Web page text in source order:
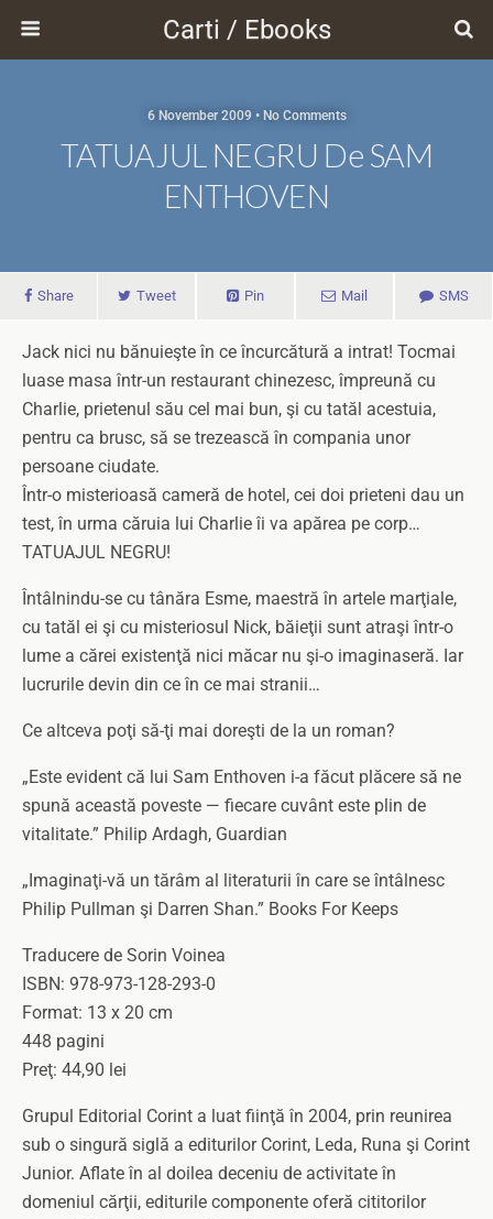
Carti / Ebooks
6 November 2009 • No Comments
TATUAJUL NEGRU De SAM
ENTHOVEN
Share Tweet Pin Mail SMS
Jack nici nu bănuieşte în ce încurcătură a intrat! Tocmai
luase masa într-un restaurant chinezesc, împreună cu
Charlie, prietenul său cel mai bun, şi cu tatăl acestuia,
pentru ca brusc, să se trezească în compania unor
persoane ciudate.
Într-o misterioasă cameră de hotel, cei doi prieteni dau un
test, în urma căruia lui Charlie îi va apărea pe corp…
TATUAJUL NEGRU!
Întâlnindu-se cu tânăra Esme, maestră în artele marţiale,
cu tatăl ei şi cu misteriosul Nick, băieţii sunt atraşi într-o
lume a cărei existenţă nici măcar nu şi-o imaginaseră. Iar
lucrurile devin din ce în ce mai stranii…
Ce altceva poţi să-ţi mai doreşti de la un roman?
„Este evident că lui Sam Enthoven i-a făcut plăcere să ne
spună această poveste — fiecare cuvânt este plin de
vitalitate.” Philip Ardagh, Guardian
„Imaginaţi-vă un tărâm al literaturii în care se întâlnesc
Philip Pullman şi Darren Shan.” Books For Keeps
Traducere de Sorin Voinea
ISBN: 978-973-128-293-0
Format: 13 x 20 cm
448 pagini
Preţ: 44,90 lei
Grupul Editorial Corint a luat fiinţă în 2004, prin reunirea
sub o singură siglă a editurilor Corint, Leda, Runa şi Corint
Junior. Aflate în al doilea deceniu de activitate în
domeniul cărţii, editurile componente oferă cititorilor